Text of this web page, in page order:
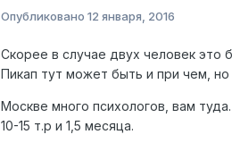
Опубликовано 12 января, 2016
Скорее в случае двух человек это
Пикап тут может быть и при чем,
Москве много психологов, вам
10-15 т.р и 1,5 месяца.